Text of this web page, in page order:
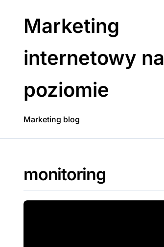
Marketing
internetowy na
poziomie
Marketing blog
monitoring